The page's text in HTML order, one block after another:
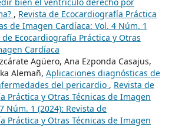
, Revista de Ecocardiografía Práctica
de Imagen Cardíaca: Vol. 4 Núm. 1
de Ecocardiografía Práctica y Otras
Cardíaca
Agüero, Ana Ezponda Casajus,
Alemañ, Aplicaciones diagnósticas de
del pericardio , Revista de
Práctica y Otras Técnicas de Imagen
Núm. 1 (2024): Revista de
Práctica y Otras Técnicas de Imagen